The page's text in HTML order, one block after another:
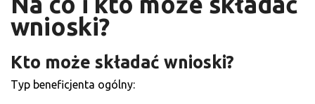
wnioski?
Kto może składać wnioski?
Typ beneficjenta ogólny: